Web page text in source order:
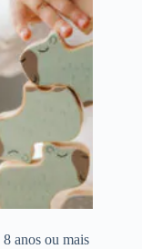
8 anos ou mais